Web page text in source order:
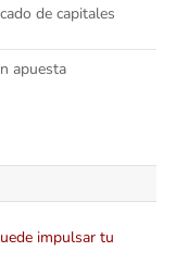
de capitales
apuesta
impulsar tu